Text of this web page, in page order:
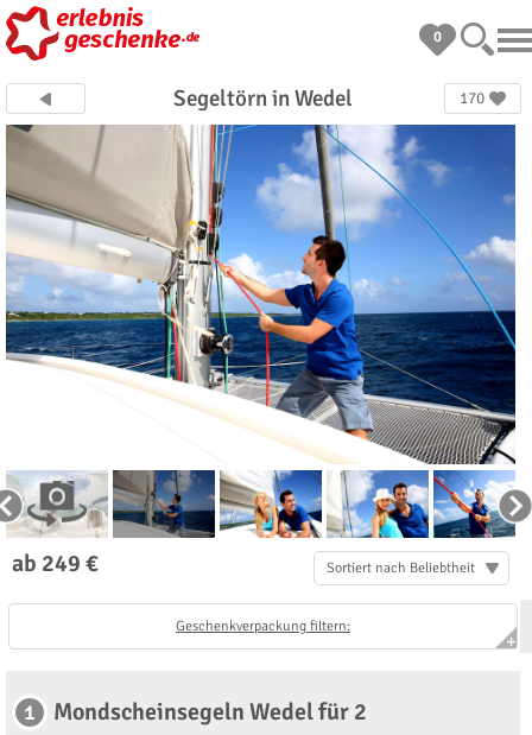
0
Segeltörn in Wedel 170
ab 249 € Sortiert nach Beliebtheit
Geschenkverpackung filtern:
1 Mondscheinsegeln Wedel für 2